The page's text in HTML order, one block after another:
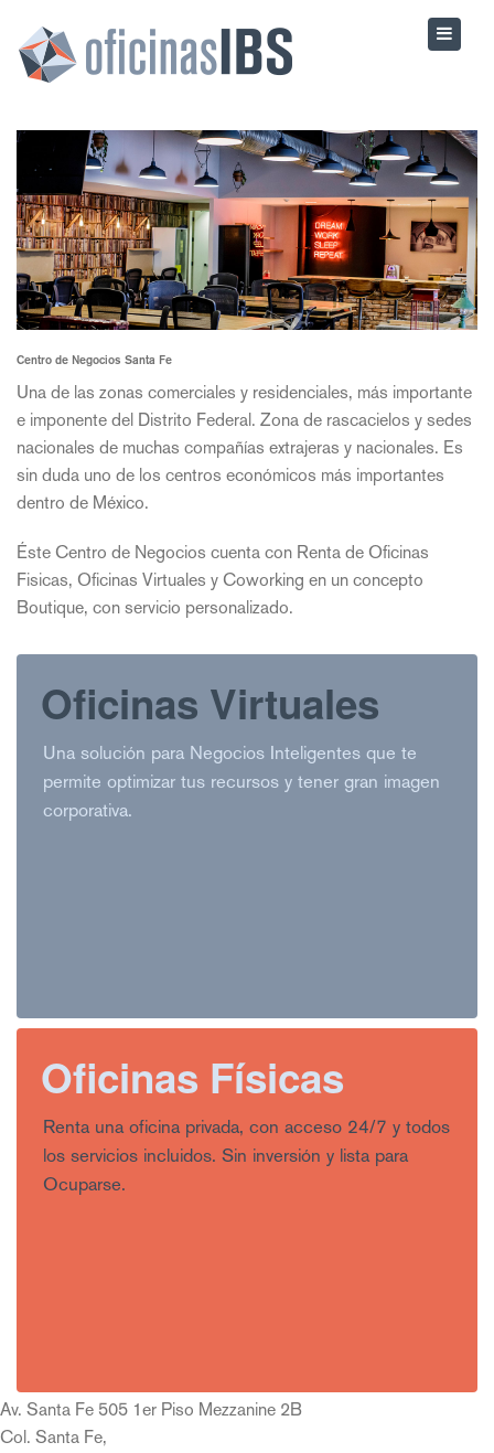
Centro de Negocios Santa Fe
Una de las zonas comerciales y residenciales, más importante
e imponente del Distrito Federal. Zona de rascacielos y sedes
nacionales de muchas compañías extrajeras y nacionales. Es
sin duda uno de los centros económicos más importantes
dentro de México.
Éste Centro de Negocios cuenta con Renta de Oficinas
Fisicas, Oficinas Virtuales y Coworking en un concepto
Boutique, con servicio personalizado.
Oficinas Virtuales
Una solución para Negocios Inteligentes que te
permite optimizar tus recursos y tener gran imagen
corporativa.
Oficinas Físicas
Renta una oficina privada, con acceso 24/7 y todos
los servicios incluidos. Sin inversión y lista para
Ocuparse.
Av. Santa Fe 505 1er Piso Mezzanine 2B
Col. Santa Fe,